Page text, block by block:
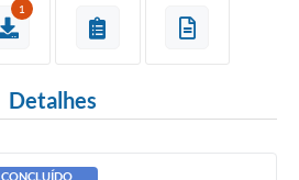
1
Detalhes
CONCLUÍDO